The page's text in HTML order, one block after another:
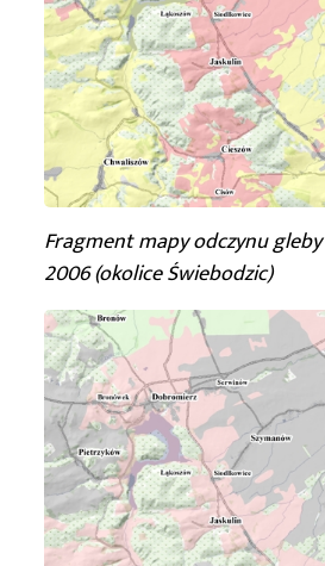
Fragment mapy odczynu gleby
2006 (okolice Świebodzic)